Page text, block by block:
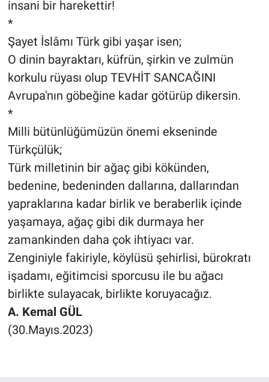
insani bir harekettir!
*
Şayet İslâmı Türk gibi yaşar isen;
O dinin bayraktarı, küfrün, şirkin ve zulmün
korkulu rüyası olup TEVHİT SANCAĞINI
Avrupa'nın göbeğine kadar götürüp dikersin.
*
Milli bütünlüğümüzün önemi ekseninde
Türkçülük;
Türk milletinin bir ağaç gibi kökünden,
bedenine, bedeninden dallarına, dallarından
yapraklarına kadar birlik ve beraberlik içinde
yaşamaya, ağaç gibi dik durmaya her
zamankinden daha çok ihtiyacı var.
Zenginiyle fakiriyle, köylüsü şehirlisi, bürokratı
işadamı, eğitimcisi sporcusu ile bu ağacı
birlikte sulayacak, birlikte koruyacağız.
A. Kemal GÜL
(30.Mayıs.2023)